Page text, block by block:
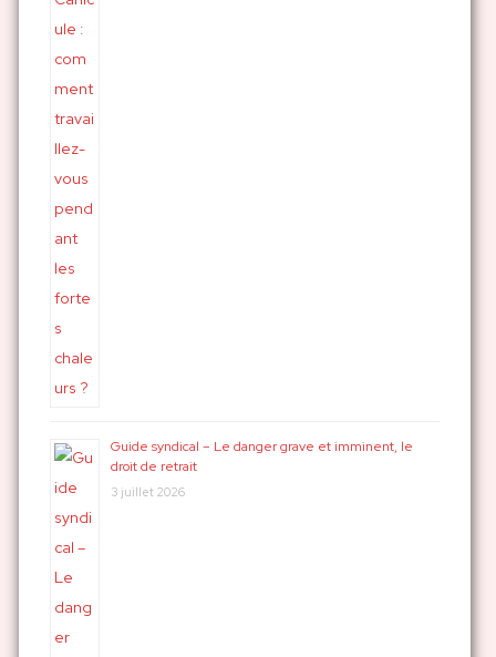
Guide syndical – Le danger grave et imminent, le
droit de retrait
3 juillet 2026